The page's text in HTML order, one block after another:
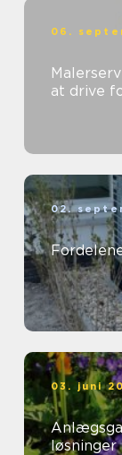
06.
at drive
02.
03. juni
løsninger